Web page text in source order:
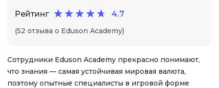
Рейтинг 4.7
(52 отзыва о Eduson Academy)
Сотрудники Eduson Academy прекрасно понимают,
что знания — самая устойчивая мировая валюта,
поэтому опытные специалисты в игровой форме